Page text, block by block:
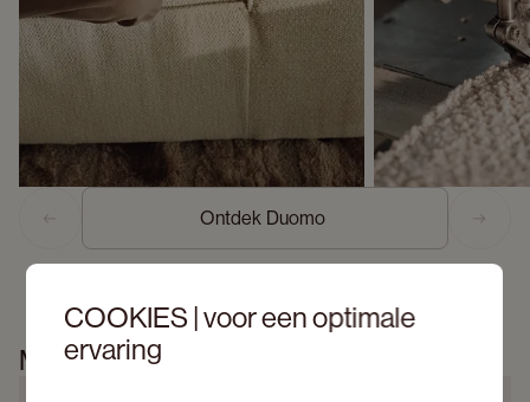
COOKIES | voor een optimale
ervaring
Ontdek Duomo
Meer informatie